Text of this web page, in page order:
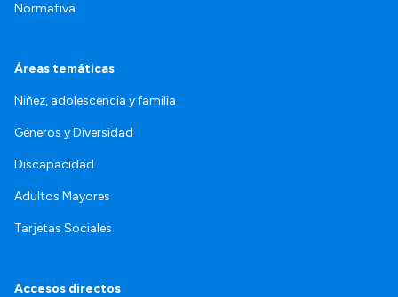
Normativa
Áreas temáticas
Niñez, adolescencia y familia
Géneros y Diversidad
Discapacidad
Adultos Mayores
Tarjetas Sociales
Accesos directos